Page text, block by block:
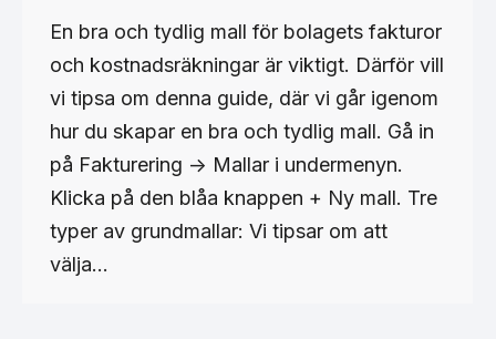
En bra och tydlig mall för bolagets fakturor
och kostnadsräkningar är viktigt. Därför vill
vi tipsa om denna guide, där vi går igenom
hur du skapar en bra och tydlig mall. Gå in
på Fakturering -> Mallar i undermenyn.
Klicka på den blåa knappen + Ny mall. Tre
typer av grundmallar: Vi tipsar om att
välja…